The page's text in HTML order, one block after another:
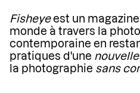
Fisheyeest un
monde à travers la
contemporaine en
pratiques d'une
la photographie sans